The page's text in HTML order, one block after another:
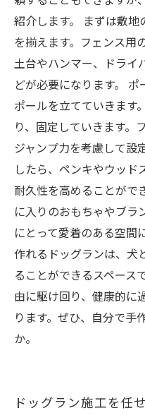
紹介します。 まずは敷
を揃えます。フェンス用
土台やハンマー、ドライ
どが必要になります。 ポ
ポールを立てていきます
り、固定していきます。
ジャンプ力を考慮して設
したら、ペンキやウッド
耐久性を高めることがで
に入りのおもちゃやブラ
にとって愛着のある空間
作れるドッグランは、犬
ることができるスペース
由に駆け回り、健康的に
ります。ぜひ、自分で手
か。
ドッグラン施工を任